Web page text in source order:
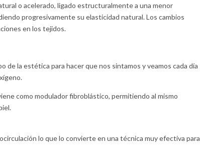
o acelerado, ligado estructuralmente a una menor
progresivamente su elasticidad natural. Los cambios
en los tejidos.
de la estética para hacer que nos sintamos y veamos cada día
como modulador fibroblástico, permitiendo al mismo
lo que lo convierte en una técnica muy efectiva para